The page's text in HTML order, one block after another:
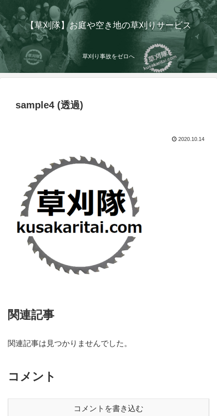
【草刈隊】お庭や空き地の草刈りサービス
草刈り事故をゼロへ
sample4 (透過)
2020.10.14
関連記事
関連記事は見つかりませんでした。
コメント
コメントを書き込む